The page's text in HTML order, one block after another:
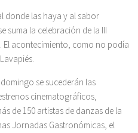
donde las haya y al sabor
suma la celebración de la III
El acontecimiento, como no podía
se sucederán las
cinematográficos,
de 150 artistas de danzas de la
Jornadas Gastronómicas, el